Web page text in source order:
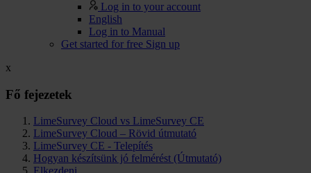
Log in to your account
English
Log in to Manual
Get started for free Sign up
x
Fő fejezetek
LimeSurvey Cloud vs LimeSurvey CE
LimeSurvey Cloud – Rövid útmutató
LimeSurvey CE - Telepítés
Hogyan készítsünk jó felmérést (Útmutató)